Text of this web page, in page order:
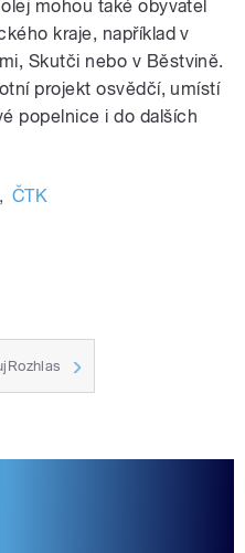
mohou také obyvatel
kraje, například v
Skutči nebo v Běstvině.
projekt osvědčí, umístí
popelnice i do dalších
, ČTK